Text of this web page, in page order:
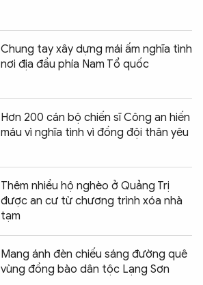
Chung tay xây dựng mái ấm nghĩa tình
nơi địa đầu phía Nam Tổ quốc
Hơn 200 cán bộ chiến sĩ Công an hiến
máu vì nghĩa tình vì đồng đội thân yêu
Thêm nhiều hộ nghèo ở Quảng Trị
được an cư từ chương trình xóa nhà
tạm
Mang ánh đèn chiếu sáng đường quê
vùng đồng bào dân tộc Lạng Sơn